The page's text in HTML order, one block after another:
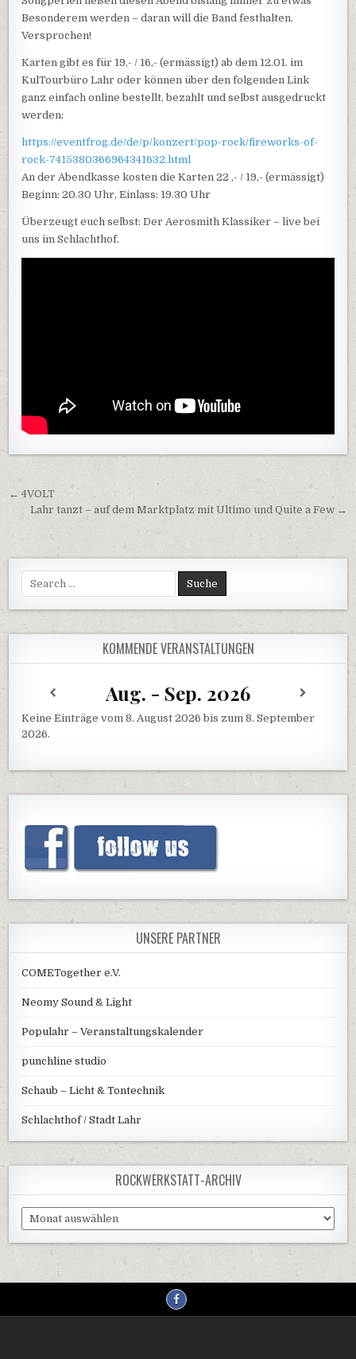
Besonderem werden – daran will die Band festhalten.
Versprochen!
Karten gibt es für 19,- / 16,- (ermässigt) ab dem 12.01. im
KulTourbüro Lahr oder können über den folgenden Link
ganz einfach online bestellt, bezahlt und selbst ausgedruckt
werden:
https://eventfrog.de/de/p/konzert/pop-rock/fireworks-of-
rock-7415380366964341632.html
An der Abendkasse kosten die Karten 22 ,- / 19,- (ermässigt)
Beginn: 20.30 Uhr, Einlass: 19.30 Uhr
Überzeugt euch selbst: Der Aerosmith Klassiker – live bei
uns im Schlachthof.
Beitragsnavigation
← 4VOLT
Lahr tanzt – auf dem Marktplatz mit Ultimo und Quite a Few →
Search
for:
KOMMENDE VERANSTALTUNGEN
Aug. - Sep. 2026
Keine Einträge vom 8. August 2026 bis zum 8. September
2026.
UNSERE PARTNER
COMETogether e.V.
Neomy Sound & Light
Populahr – Veranstaltungskalender
punchline studio
Schaub – Licht & Tontechnik
Schlachthof / Stadt Lahr
ROCKWERKSTATT-ARCHIV
Rockwerkstatt-
Archiv